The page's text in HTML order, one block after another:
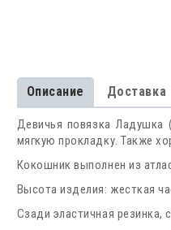
Описание Доставка
Девичья повязка Ладушка
мягкую прокладку. Также
Кокошник выполнен из
Высота изделия: жесткая
Сзади эластичная резинка,